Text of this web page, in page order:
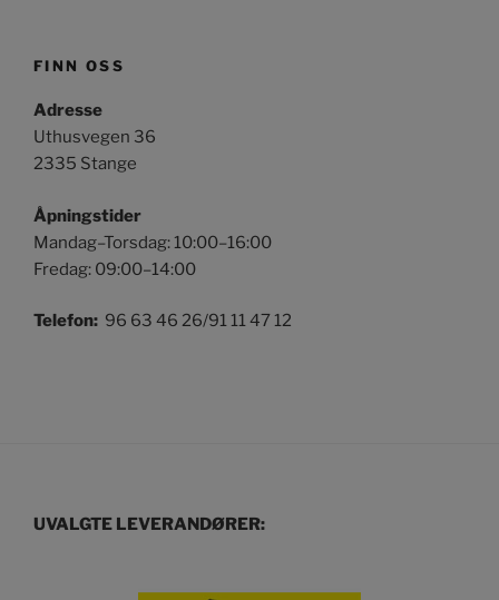
FINN OSS
Adresse
Uthusvegen 36
2335 Stange
Åpningstider
Mandag–Torsdag: 10:00–16:00
Fredag: 09:00–14:00
Telefon: 96 63 46 26/91 11 47 12
UVALGTE LEVERANDØRER: